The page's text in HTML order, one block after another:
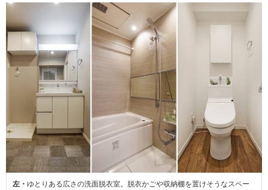
左・ ゆとりある広さの洗面脱衣室。脱衣かごや収納棚を置けそうなスペー